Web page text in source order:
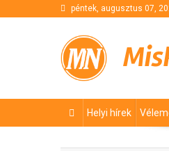
péntek, augusztus 07,
Helyi hírek